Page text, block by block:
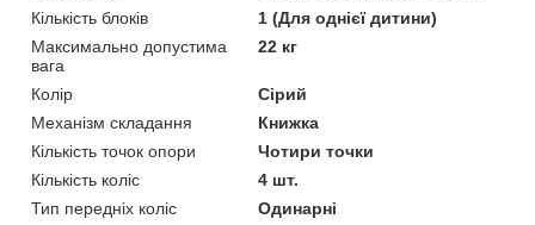
Кількість блоків
1 (Для однієї дитини)
Максимально допустима
вага
22 кг
Колір
Сірий
Механізм складання
Книжка
Кількість точок опори
Чотири точки
Кількість коліс
4 шт.
Тип передніх коліс
Одинарні